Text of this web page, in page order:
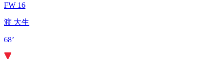
FW 16
渡 大生
68’